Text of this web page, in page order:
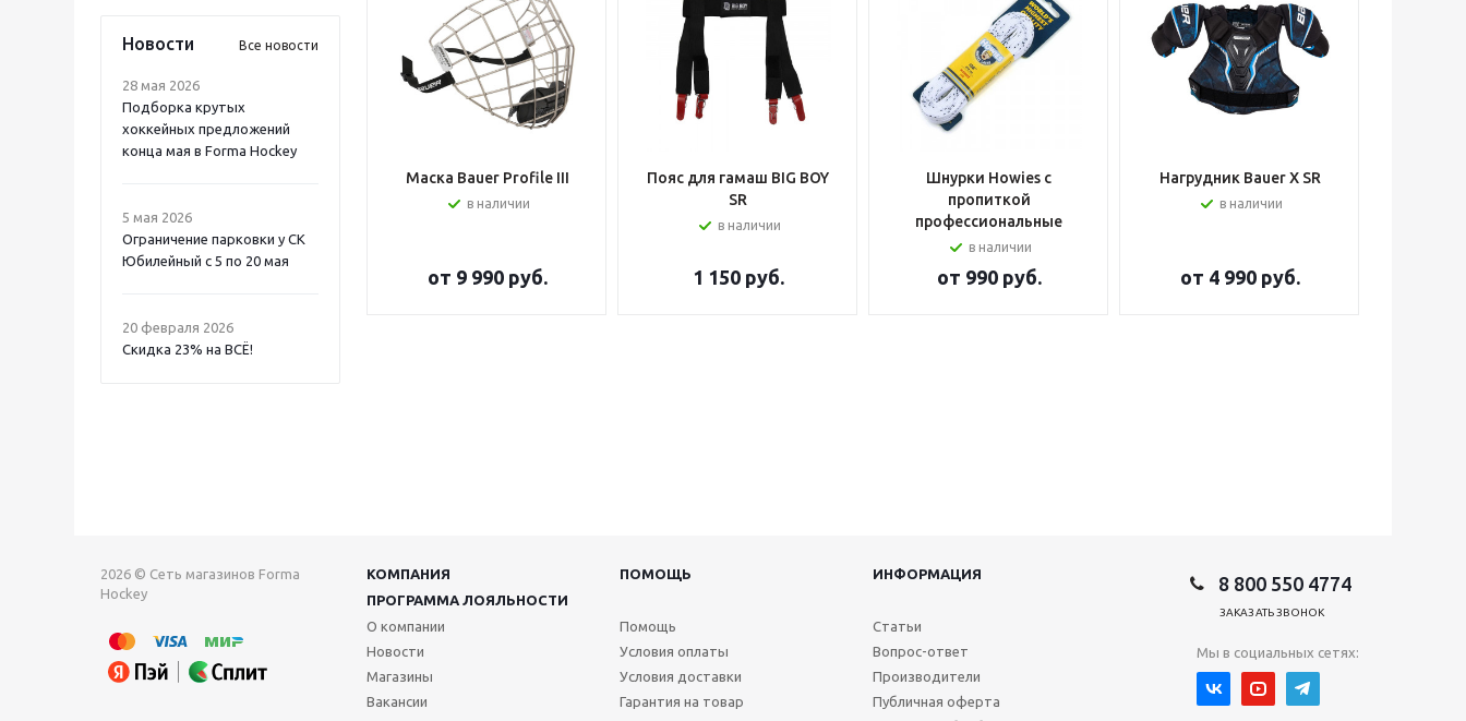
Новости Все новости
28 мая 2026
Подборка крутых
хоккейных предложений
конца мая в Forma Hockey
5 мая 2026
Ограничение парковки у СК
Юбилейный с 5 по 20 мая
20 февраля 2026
Скидка 23% на ВСË!
Маска Bauer Profile III
в наличии
от 9 990 руб.
Пояс для гамаш BIG BOY
SR
в наличии
1 150руб.
Шнурки Howies с
пропиткой
профессиональные
в наличии
от 990 руб.
Нагрудник Bauer X SR
в наличии
от 4 990 руб.
2026 © Сеть магазинов Forma
Hockey
КОМПАНИЯ ПОМОЩЬ
ИНФОРМАЦИЯ
ПРОГРАММА ЛОЯЛЬНОСТИ
О компании
Новости
Магазины
Вакансии
Помощь
Условия оплаты
Условия доставки
Гарантия на товар
Статьи
Вопрос-ответ
Производители
Публичная оферта
8 800 550 4774
ЗАКАЗАТЬ ЗВОНОК
Мы в социальных сетях: